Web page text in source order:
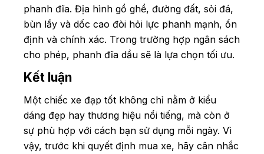
phanh đĩa. Địa hình gồ ghề, đường đất, sỏi đá,
bùn lầy và dốc cao đòi hỏi lực phanh mạnh, ổn
định và chính xác. Trong trường hợp ngân sách
cho phép, phanh đĩa dầu sẽ là lựa chọn tối ưu.
Kết luận
Một chiếc xe đạp tốt không chỉ nằm ở kiểu
dáng đẹp hay thương hiệu nổi tiếng, mà còn ở
sự phù hợp với cách bạn sử dụng mỗi ngày. Vì
vậy, trước khi quyết định mua xe, hãy cân nhắc